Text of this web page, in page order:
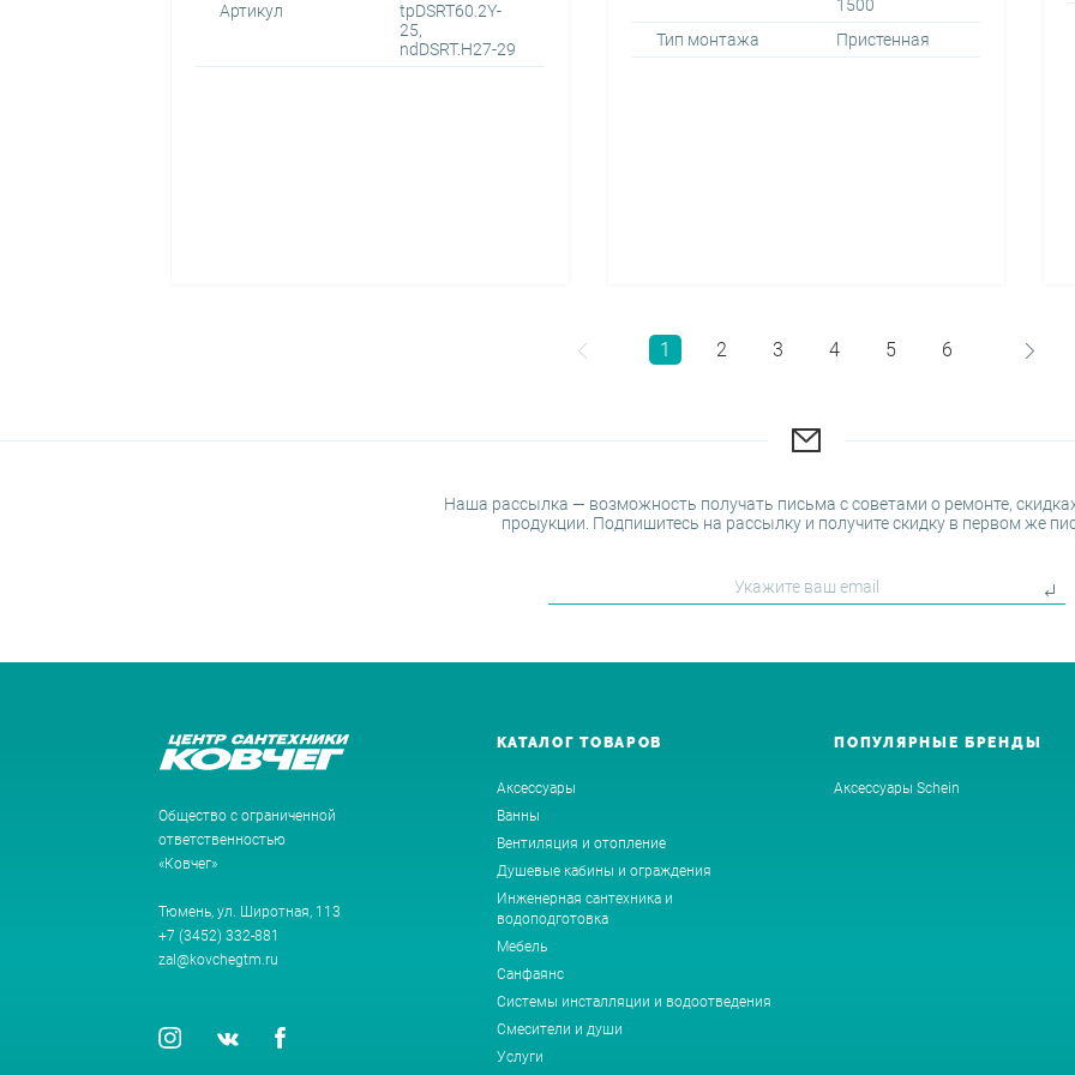
Артикул
tpDSRT60.2Y-
25,
ndDSRT.H27-29
1500
Тип монтажа
Пристенная
1 2 3 4 5 6
Наша рассылка — возможность получать письма с советами о ремонте,
продукции. Подпишитесь на рассылку и получите скидку в первом же
Общество с ограниченной
ответственностью
«Ковчег»
Тюмень, ул. Широтная, 113
+7 (3452) 332-881
zal@kovchegtm.ru
КАТАЛОГ ТОВАРОВ
Аксессуары
Ванны
Вентиляция и отопление
Душевые кабины и ограждения
Инженерная сантехника и
водоподготовка
Мебель
Санфаянс
Системы инсталляции и водоотведения
Смесители и души
Услуги
ПОПУЛЯРНЫЕ БРЕНДЫ
Аксессуары Schein